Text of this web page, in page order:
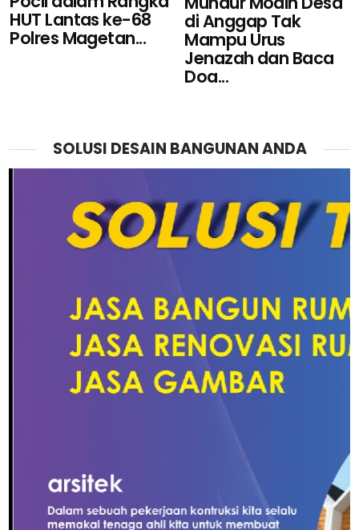
HUT Lantas ke-68
Polres Magetan...
di Anggap Tak
Mampu Urus
Jenazah dan Baca
Doa...
SOLUSI DESAIN BANGUNAN ANDA